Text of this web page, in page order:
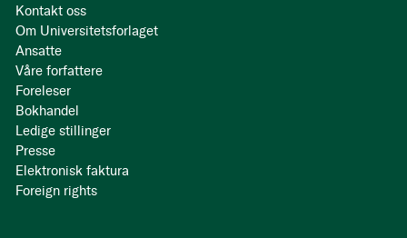
Kontakt oss
Om Universitetsforlaget
Ansatte
Våre forfattere
Foreleser
Bokhandel
Ledige stillinger
Presse
Elektronisk faktura
Foreign rights